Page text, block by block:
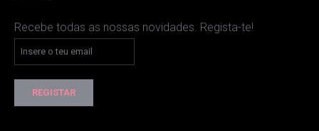
Recebe todas as nossas novidades. Regista-te!